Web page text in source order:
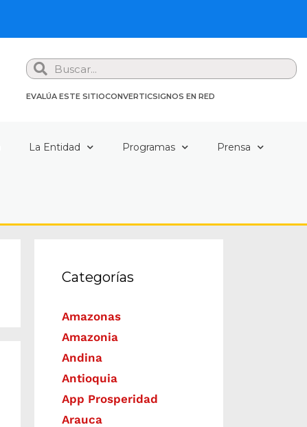
Search
EVALÚA ESTE SITIOCONVERTICSIGNOS EN RED
La Entidad Programas Prensa
Categorías
Amazonas
Amazonia
Andina
Antioquia
App Prosperidad
Arauca